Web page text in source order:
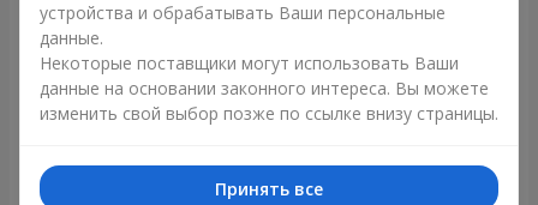
151 красная роза
15 744 грн
Букет "Очей очарованье"
4 074 грн
устройства и обрабатывать Ваши персональные
данные.
Некоторые поставщики могут использовать Ваши
данные на основании законного интереса. Вы можете
изменить свой выбор позже по ссылке внизу страницы.
Принять все